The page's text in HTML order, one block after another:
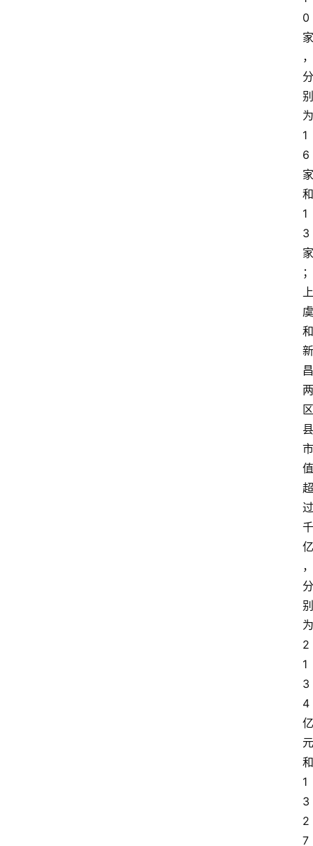
0
家
，
分
别
为
1
6
家
和
1
3
家
；
上
虞
和
新
昌
两
区
县
市
值
超
过
千
亿
，
分
别
为
2
1
3
4
亿
元
和
1
3
2
7